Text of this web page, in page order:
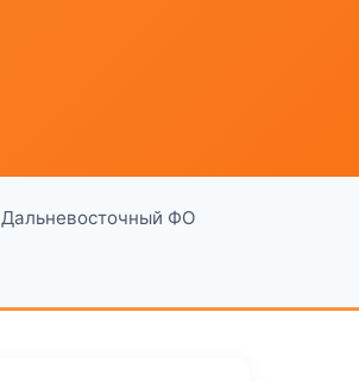
Дальневосточный ФО